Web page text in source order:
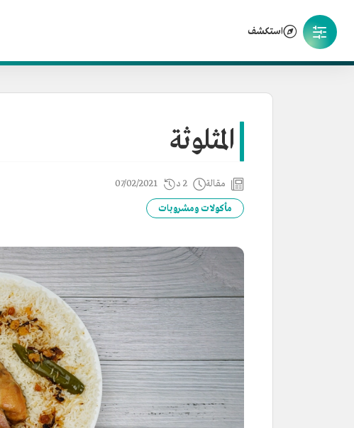
استكشف
المثلوثة
مقالة 2 د 07/02/2021
مأكولات ومشروبات